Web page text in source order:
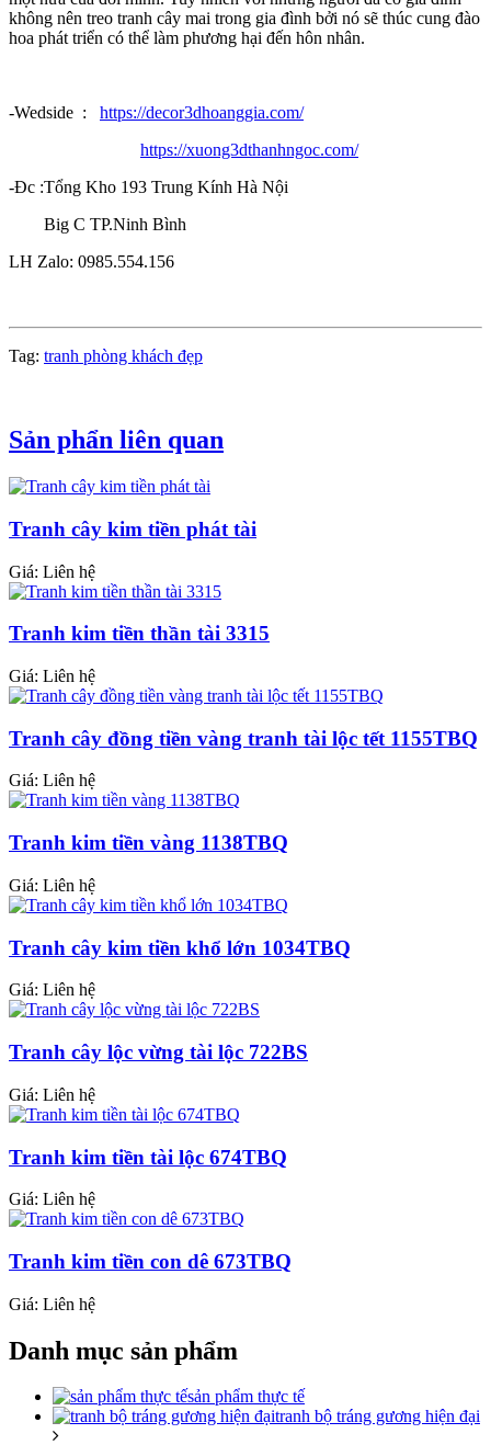
không nên treo tranh cây mai trong gia đình bởi nó sẽ thúc cung đào
hoa phát triển có thể làm phương hại đến hôn nhân.
-Wedside : https://decor3dhoanggia.com/
https://xuong3dthanhngoc.com/
-Đc :Tổng Kho 193 Trung Kính Hà Nội
Big C TP.Ninh Bình
LH Zalo: 0985.554.156
Tag: tranh phòng khách đẹp
Sản phẩn liên quan
Tranh cây kim tiền phát tài
Giá: Liên hệ
Tranh kim tiền thần tài 3315
Giá: Liên hệ
Tranh cây đồng tiền vàng tranh tài lộc tết 1155TBQ
Giá: Liên hệ
Tranh kim tiền vàng 1138TBQ
Giá: Liên hệ
Tranh cây kim tiền khổ lớn 1034TBQ
Giá: Liên hệ
Tranh cây lộc vừng tài lộc 722BS
Giá: Liên hệ
Tranh kim tiền tài lộc 674TBQ
Giá: Liên hệ
Tranh kim tiền con dê 673TBQ
Giá: Liên hệ
Danh mục sản phẩm
sản phẩm thực tế
tranh bộ tráng gương hiện đại